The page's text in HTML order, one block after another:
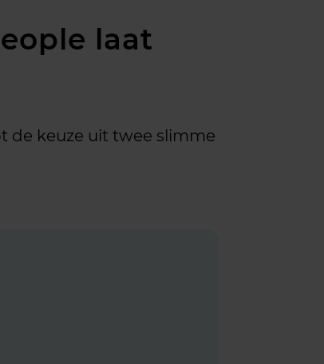
laat
de keuze uit twee slimme